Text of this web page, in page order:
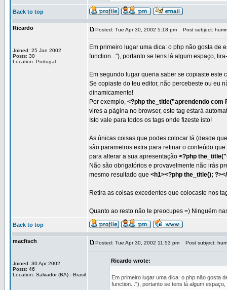
Back to top
Ricardo
Joined: 25 Jan 2002
Posts: 30
Location: Portugal
Posted: Tue Apr 30, 2002 5:18 pm Post subject:
Em primeiro lugar uma dica: o php não gosta de
function..."), portanto se tens lá algum espaço,
Em segundo lugar queria saber se copiaste este
Se copiaste do teu editor, não percebeste ou eu
dinamicamente!
Por exemplo, <?php the_title("aprendendo com
vires a página no browser, este tag estará
Isto vale para todos os tags onde fizeste isto!
As únicas coisas que podes colocar lá (desde
são parametros extra para refinar o conteúdo
para alterar a sua apresentação <?php
Não são obrigatórios e provavelmente não irás
mesmo resultado que <h1><?php the_title();
Retira as coisas excedentes que colocaste nos
Quanto ao resto não te preocupes =) Ninguém
Back to top
macfisch
Joined: 30 Apr 2002
Posts: 46
Location: Salvador (BA) - Brasil
Posted: Tue Apr 30, 2002 11:53 pm Post subject:
Ricardo wrote:
Em primeiro lugar uma dica: o php não gosta
function..."), portanto se tens lá algum espaço,